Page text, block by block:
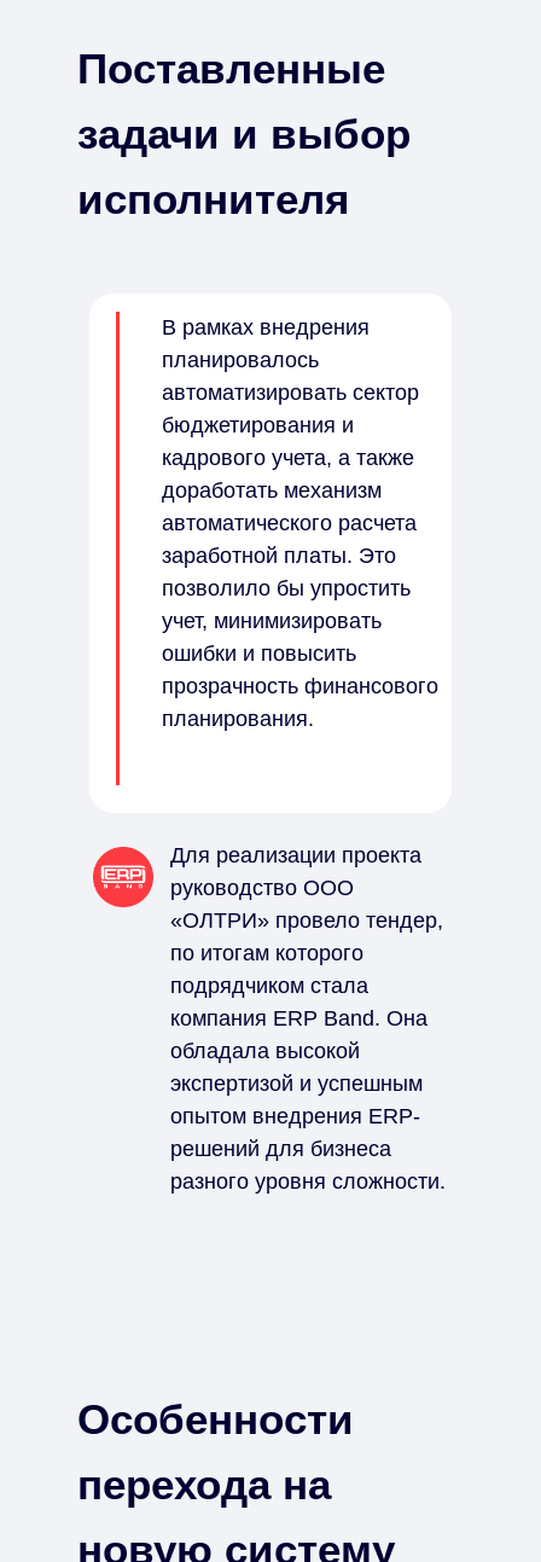
Поставленные
задачи и выбор
исполнителя
В рамках внедрения
планировалось
автоматизировать сектор
бюджетирования и
кадрового учета, а также
доработать механизм
автоматического расчета
заработной платы. Это
позволило бы упростить
учет, минимизировать
ошибки и повысить
прозрачность финансового
планирования.
Для реализации проекта
руководство ООО
«ОЛТРИ» провело тендер,
по итогам которого
подрядчиком стала
компания ERP Band. Она
обладала высокой
экспертизой и успешным
опытом внедрения ERP-
решений для бизнеса
разного уровня сложности.
Особенности
перехода на
новую сиcтему